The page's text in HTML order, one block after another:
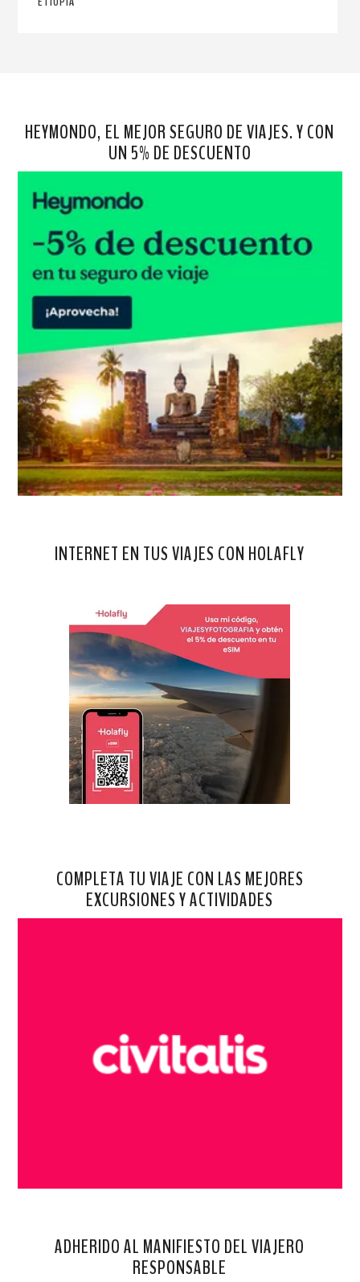
HEYMONDO, EL MEJOR SEGURO DE VIAJES. Y CON
UN 5% DE DESCUENTO
INTERNET EN TUS VIAJES CON HOLAFLY
COMPLETA TU VIAJE CON LAS MEJORES
EXCURSIONES Y ACTIVIDADES
ADHERIDO AL MANIFIESTO DEL VIAJERO
RESPONSABLE